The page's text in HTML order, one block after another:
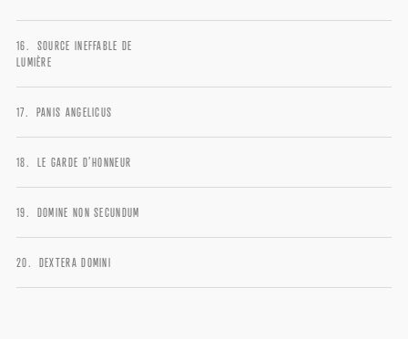
Username or email address*
Password*
SOURCE INEFFABLE DE
LUMIÈRE
PANIS ANGELICUS
LE GARDE D’HONNEUR
DOMINE NON SECUNDUM
DEXTERA DOMINI